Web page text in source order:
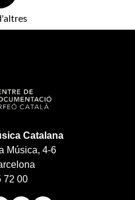
Catalana
Música, 4-6
72 00